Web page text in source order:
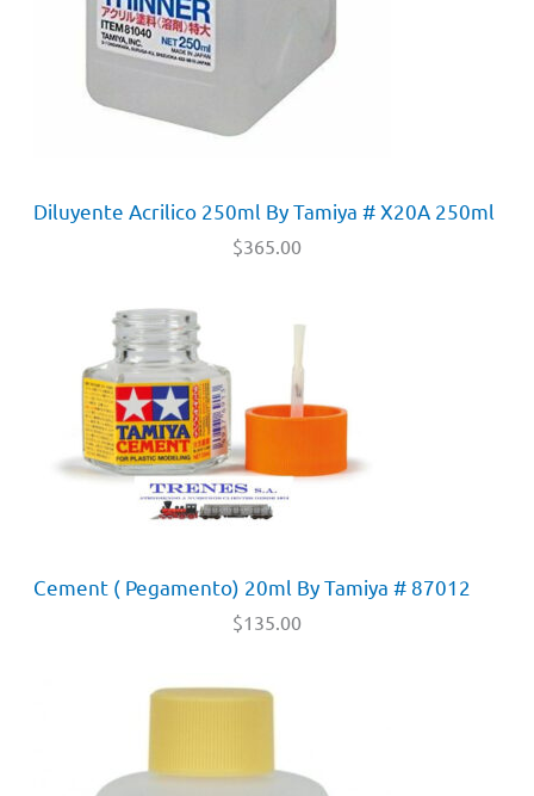
Diluyente Acrilico 250ml By Tamiya # X20A 250ml
$365.00
Cement ( Pegamento) 20ml By Tamiya # 87012
$135.00